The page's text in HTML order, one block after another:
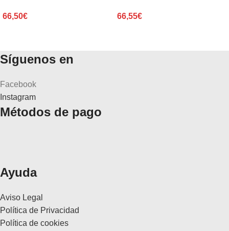
66,50€ 66,55€
Síguenos en
Facebook
Instagram
Métodos de pago
Ayuda
Aviso Legal
Política de Privacidad
Política de cookies